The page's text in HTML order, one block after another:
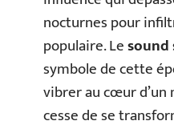
nocturnes pour
populaire. Lesound
symbole de cette
vibrer au cœur
cesse de se